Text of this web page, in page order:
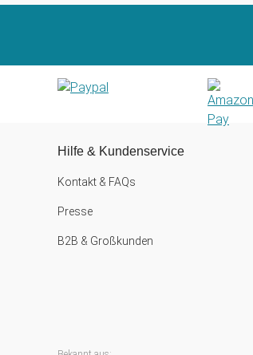
Hilfe & Kundenservice
Kontakt & FAQs
Presse
B2B & Großkunden